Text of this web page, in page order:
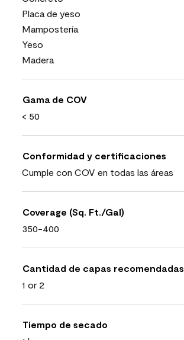
Placa de yeso
Mampostería
Yeso
Madera
Gama de COV
< 50
Conformidad y certificaciones
Cumple con COV en todas las áreas
Coverage (Sq. Ft./Gal)
350-400
Cantidad de capas recomendadas
1 or 2
Tiempo de secado